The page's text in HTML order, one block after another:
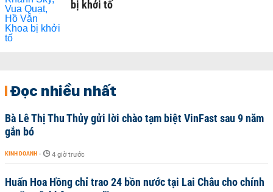
bị khởi tố
Đọc nhiều nhất
Bà Lê Thị Thu Thủy gửi lời chào tạm biệt VinFast sau 9 năm
gắn bó
KINH DOANH - 4 giờ trước
Huấn Hoa Hồng chỉ trao 24 bồn nước tại Lai Châu cho chính